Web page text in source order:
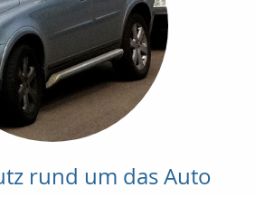
rund um das Auto